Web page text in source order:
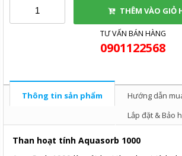
THÊM VÀO GIỎ
TƯ VẤN BÁN HÀNG
0901122568
Thông tin sản phẩm
Hướng dẫn
Lắp đặt & Bảo
Than hoạt tính Aquasorb 1000